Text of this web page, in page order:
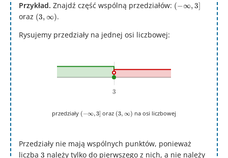
Przykład. Znajdź część wspólną przedziałów: (-
(−∞,3]
oraz (3,\infty)
(3,∞).
Rysujemy przedziały na jednej osi liczbowej:
3
3
przedziały
(-
(−∞,3] oraz (3,\infty)
(3, ∞) na osi liczbowej
Przedziały nie mają wspólnych punktów, ponieważ
liczba 3
3 należy tylko do pierwszego z nich, a nie należy